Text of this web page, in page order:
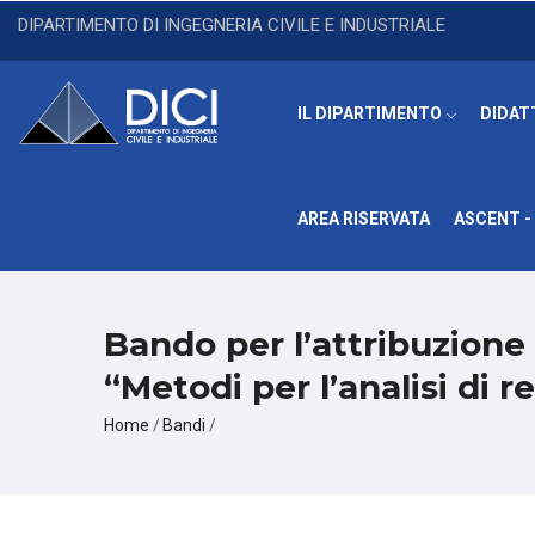
Salta
contenuto
principale
DIPARTIMENTO DI INGEGNERIA CIVILE E INDUSTRIALE
IL DIPARTIMENTO
AREA RISERVATA ASCENT
Bando per
“Metodi per l’analisi di
Briciole
Home / Bandi /